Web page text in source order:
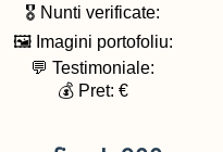
🎖️ Nunti verificate:
🖼️ Imagini portofoliu:
💬 Testimoniale:
💰 Pret: €